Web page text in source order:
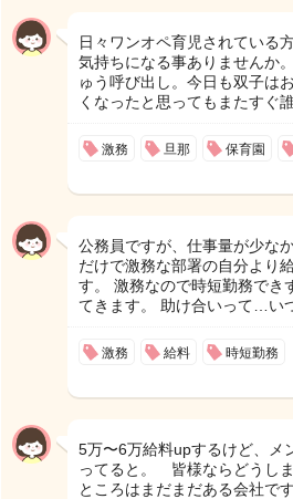
日々ワンオペ育児されている
気持ちになる事ありませんか
ゅう呼び出し。今日も双子は
くなったと思ってもまたすぐ
激務 旦那 保育園
公務員ですが、仕事量が少な
だけで激務な部署の自分より
す。 激務なので時短勤務でき
てきます。 助け合いって…い
激務 給料 時短勤務
5万〜6万給料upするけど、メ
ってると。 皆様ならどうし
ところはまだまだある会社で